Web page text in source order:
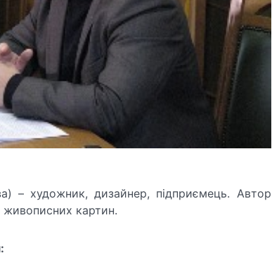
– художник, дизайнер, підприємець. Автор
живописних картин.